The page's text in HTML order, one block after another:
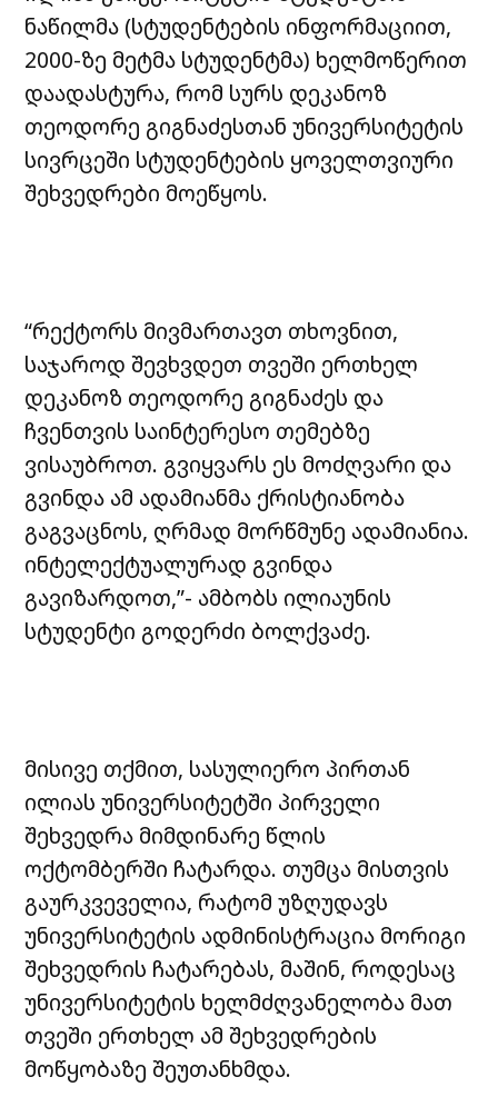
ნაწილმა (სტუდენტების ინფორმაციით,
2000-ზე მეტმა სტუდენტმა) ხელმოწერით
დაადასტურა, რომ სურს დეკანოზ
თეოდორე გიგნაძესთან უნივერსიტეტის
სივრცეში სტუდენტების ყოველთვიური
შეხვედრები მოეწყოს.
“რექტორს მივმართავთ თხოვნით,
საჯაროდ შევხვდეთ თვეში ერთხელ
დეკანოზ თეოდორე გიგნაძეს და
ჩვენთვის საინტერესო თემებზე
ვისაუბროთ. გვიყვარს ეს მოძღვარი და
გვინდა ამ ადამიანმა ქრისტიანობა
გაგვაცნოს, ღრმად მორწმუნე ადამიანია.
ინტელექტუალურად გვინდა
გავიზარდოთ,”- ამბობს ილიაუნის
სტუდენტი გოდერძი ბოლქვაძე.
მისივე თქმით, სასულიერო პირთან
ილიას უნივერსიტეტში პირველი
შეხვედრა მიმდინარე წლის
ოქტომბერში ჩატარდა. თუმცა მისთვის
გაურკვეველია, რატომ უზღუდავს
უნივერსიტეტის ადმინისტრაცია მორიგი
შეხვედრის ჩატარებას, მაშინ, როდესაც
უნივერსიტეტის ხელმძღვანელობა მათ
თვეში ერთხელ ამ შეხვედრების
მოწყობაზე შეუთანხმდა.